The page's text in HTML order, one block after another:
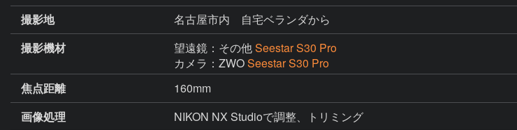
撮影地
名古屋市内 自宅ベランダから
撮影機材
望遠鏡：その他Seestar S30 Pro
カメラ：ZWOSeestar S30 Pro
焦点距離
160mm
画像処理
NIKON NX Studioで調整、トリミング